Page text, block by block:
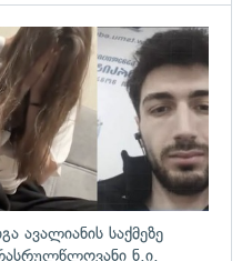
ავალიანის საქმეზე
ნ.ი.